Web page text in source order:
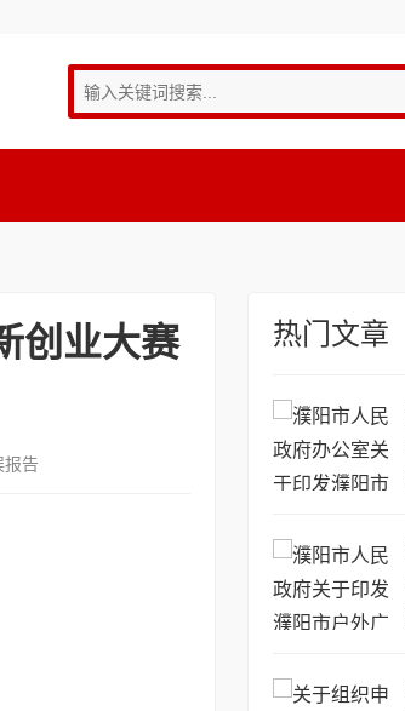
创业大赛
报告
热门文章